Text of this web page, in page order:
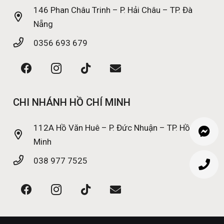
146 Phan Châu Trinh – P. Hải Châu – TP. Đà
Nẵng
0356 693 679
CHI NHÁNH HỒ CHÍ MINH
112A Hồ Văn Huê – P. Đức Nhuận – TP. Hồ Chí
Minh
038 977 7525